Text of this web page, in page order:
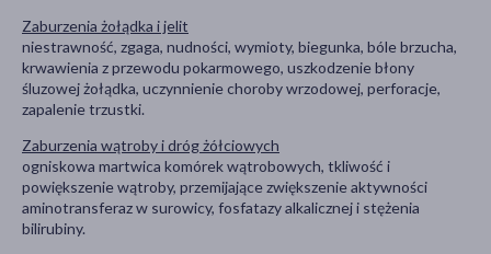
Zaburzenia żołądka i jelit
niestrawność, zgaga, nudności, wymioty, biegunka, bóle brzucha,
krwawienia z przewodu pokarmowego, uszkodzenie błony
śluzowej żołądka, uczynnienie choroby wrzodowej, perforacje,
zapalenie trzustki.
Zaburzenia wątroby i dróg żółciowych
ogniskowa martwica komórek wątrobowych, tkliwość i
powiększenie wątroby, przemijające zwiększenie aktywności
aminotransferaz w surowicy, fosfatazy alkalicznej i stężenia
bilirubiny.